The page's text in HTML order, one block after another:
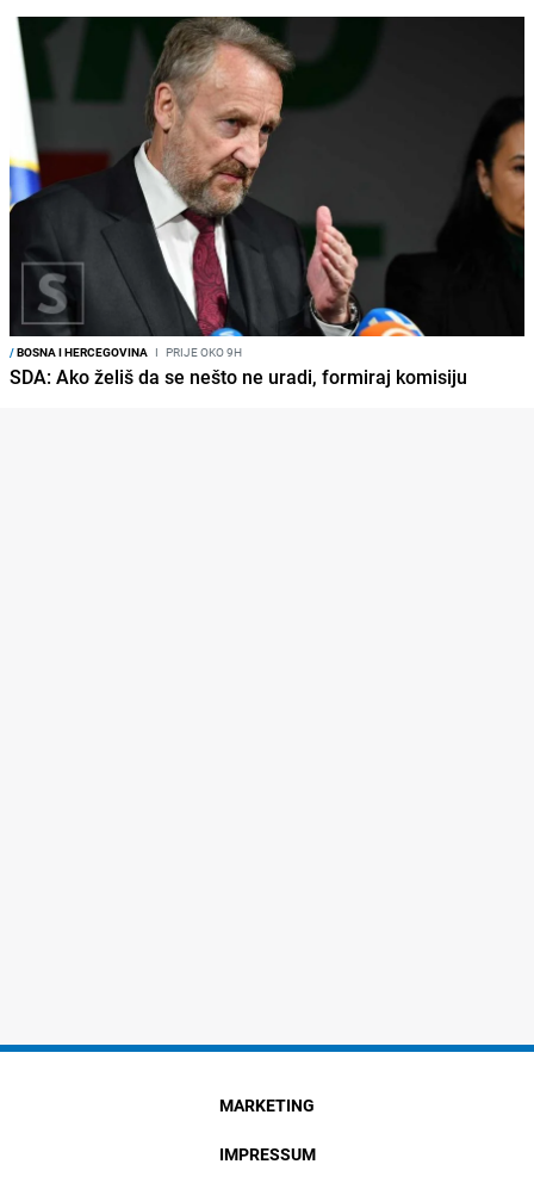
/BOSNA I HERCEGOVINA I PRIJE OKO 9H
SDA: Ako želiš da se nešto ne uradi, formiraj komisiju
MARKETING
IMPRESSUM